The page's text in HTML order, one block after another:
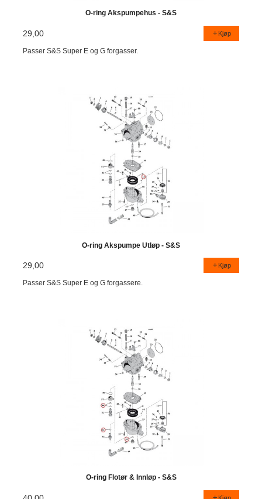
O-ring Akspumpehus - S&S
29,00 Kjøp
Passer S&S Super E og G forgasser.
O-ring Akspumpe Utløp - S&S
29,00 Kjøp
Passer S&S Super E og G forgassere.
O-ring Flotør & Innløp - S&S
Kjøp